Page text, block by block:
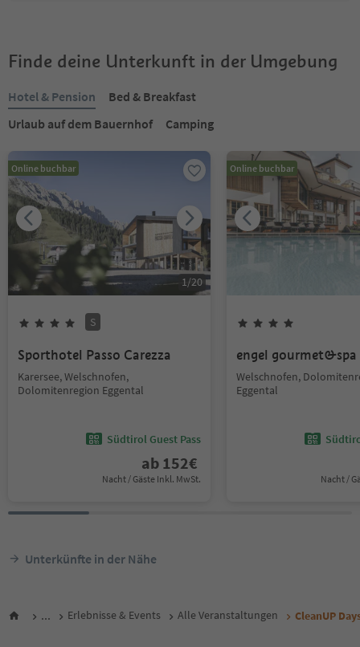
Finde deine Unterkunft in der Umgebung
Hotel & Pension
Bed & Breakfast
Urlaub auf dem Bauernhof
Camping
Online buchbar
1/20
S
Sporthotel Passo Carezza
Karersee, Welschnofen,
Dolomitenregion Eggental
Südtirol Guest Pass
ab 152€
Nacht / Gäste Inkl. MwSt.
Online buchbar
engel gourmet&spa
Welschnofen,
Eggental
Nacht /
Unterkünfte in der Nähe
... Erlebnisse & Events Alle Veranstaltungen CleanUP